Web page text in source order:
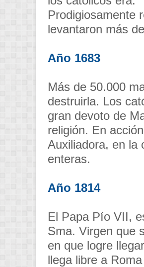
Prodigiosamente
levantaron más
Año 1683
Más de 50.000
destruirla. Los
gran devoto de
religión. En
Auxiliadora, en la
enteras.
Año 1814
El Papa Pío VII,
Sma. Virgen que
en que logre
llega libre a